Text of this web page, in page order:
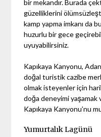
bir mekandır. Burada
güzelliklerini
kamp yapma imkanı da
huzurlu bir gece
uyuyabilirsiniz.
Kapıkaya Kanyonu,
doğal turistik cazibe
olmak isteyenler için
doğa deneyimi
Kapıkaya Kanyonu’nu
Yumurtalık Lagünü